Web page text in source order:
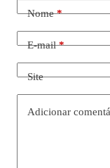
Nome*
E-mail*
Site
Adicionar